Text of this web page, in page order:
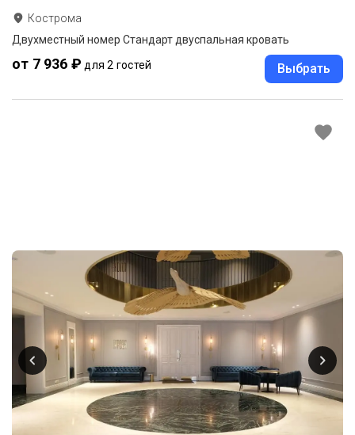
Кострома
Двухместный номер Стандарт двуспальная кровать
от 7 936 ₽ для 2 гостей Выбрать